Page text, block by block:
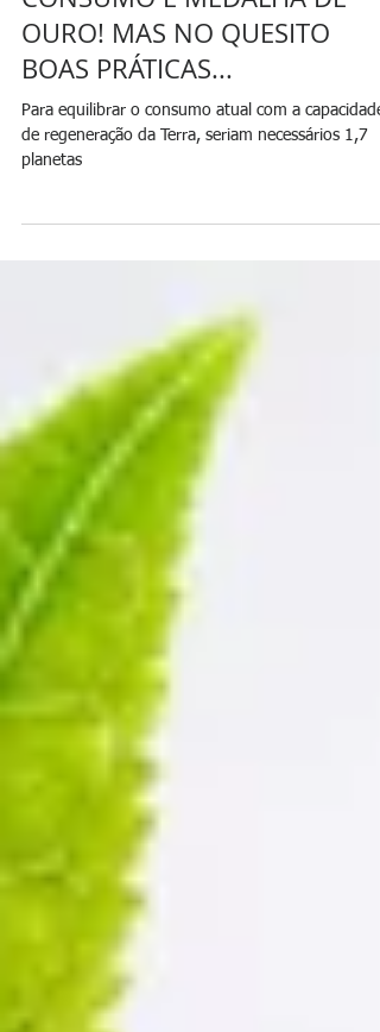
NOSSO MODELO DE
CONSUMO É MEDALHA DE
OURO! MAS NO QUESITO
BOAS PRÁTICAS...
Para equilibrar o consumo atual com a capacidade